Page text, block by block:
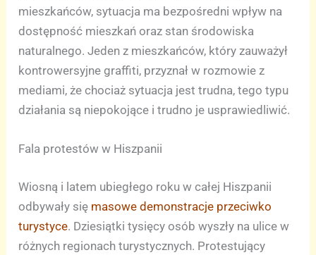
mieszkańców, sytuacja ma bezpośredni wpływ na
dostępność mieszkań oraz stan środowiska
naturalnego. Jeden z mieszkańców, który zauważył
kontrowersyjne graffiti, przyznał w rozmowie z
mediami, że chociaż sytuacja jest trudna, tego typu
działania są niepokojące i trudno je usprawiedliwić.
Fala protestów w Hiszpanii
Wiosną i latem ubiegłego roku w całej Hiszpanii
odbywały się masowe demonstracje przeciwko
turystyce. Dziesiątki tysięcy osób wyszły na ulice w
różnych regionach turystycznych. Protestujący